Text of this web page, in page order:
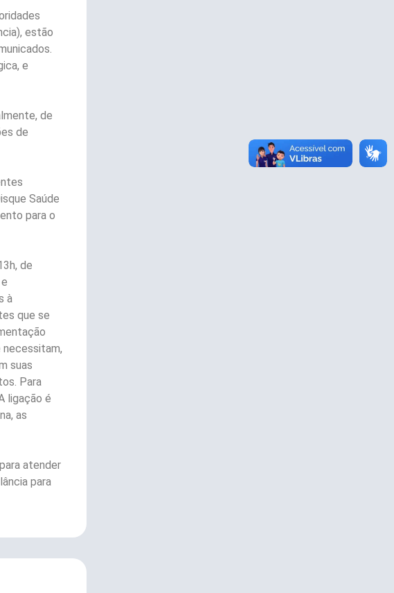
estão
e
de
de
Saúde
para o
de
à
que se
necessitam,
suas
Para
ligação é
as
atender
para